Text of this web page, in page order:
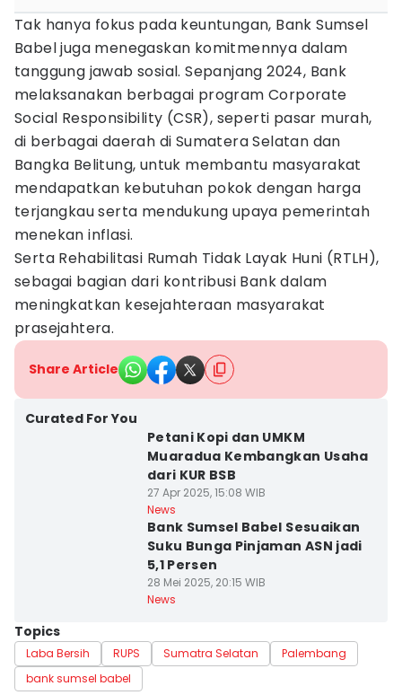
Tak hanya fokus pada keuntungan, Bank Sumsel
Babel juga menegaskan komitmennya dalam
tanggung jawab sosial. Sepanjang 2024, Bank
melaksanakan berbagai program Corporate
Social Responsibility (CSR), seperti pasar murah,
di berbagai daerah di Sumatera Selatan dan
Bangka Belitung, untuk membantu masyarakat
mendapatkan kebutuhan pokok dengan harga
terjangkau serta mendukung upaya pemerintah
menekan inflasi.
Serta Rehabilitasi Rumah Tidak Layak Huni (RTLH),
sebagai bagian dari kontribusi Bank dalam
meningkatkan kesejahteraan masyarakat
prasejahtera.
Share Article
Curated For You
Petani Kopi dan UMKM
Muaradua Kembangkan Usaha
dari KUR BSB
27 Apr 2025, 15:08 WIB
News
Bank Sumsel Babel Sesuaikan
Suku Bunga Pinjaman ASN jadi
5,1 Persen
28 Mei 2025, 20:15 WIB
News
Topics
Laba Bersih RUPS Sumatra Selatan
Palembang
bank sumsel babel